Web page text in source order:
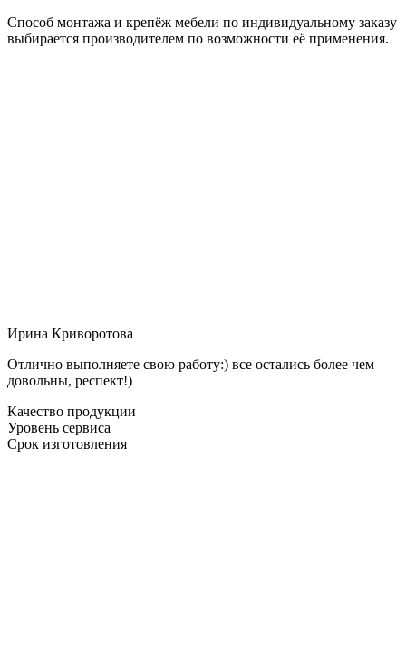
Способ монтажа и крепёж мебели по индивидуальному заказу
выбирается производителем по возможности её применения.
Ирина Криворотова
Отлично выполняете свою работу:) все остались более чем
довольны, респект!)
Качество продукции
Уровень сервиса
Срок изготовления